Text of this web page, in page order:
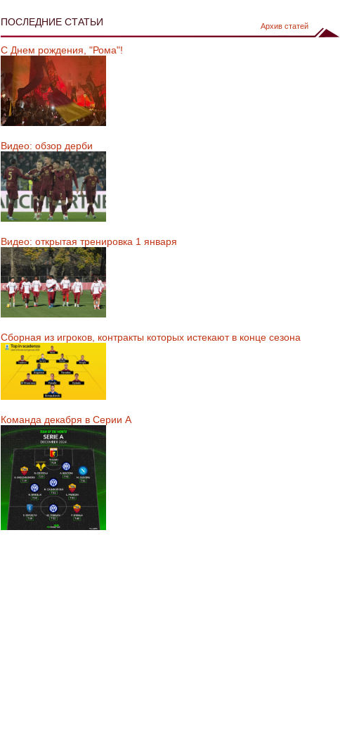
ПОСЛЕДНИЕ СТАТЬИ Архив статей
С Днем рождения, "Рома"!
Видео: обзор дерби
Видео: открытая тренировка 1 января
Сборная из игроков, контракты которых истекают в конце сезона
Команда декабря в Серии А